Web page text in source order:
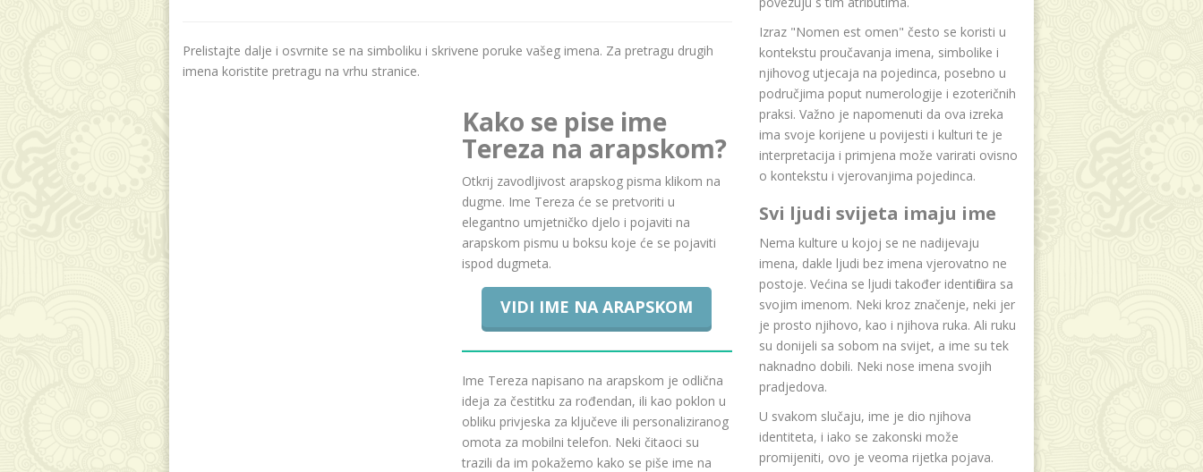
Prelistajte dalje i osvrnite se na simboliku i skrivene poruke vašeg imena. Za pretragu drugih
imena koristite pretragu na vrhu stranice.
Kako se pise ime
Tereza na arapskom?
Otkrij zavodljivost arapskog pisma klikom na
dugme. Ime Tereza će se pretvoriti u
elegantno umjetničko djelo i pojaviti na
arapskom pismu u boksu koje će se pojaviti
ispod dugmeta.
VIDI IME NA ARAPSKOM
Ime Tereza napisano na arapskom je odlična
ideja za čestitku za rođendan, ili kao poklon u
obliku privjeska za ključeve ili personaliziranog
omota za mobilni telefon. Neki čitaoci su
trazili da im pokažemo kako se piše ime na
Izraz "Nomen est omen" često se koristi u
kontekstu proučavanja imena, simbolike i
njihovog utjecaja na pojedinca, posebno u
područjima poput numerologije i ezoteričnih
praksi. Važno je napomenuti da ova izreka
ima svoje korijene u povijesti i kulturi te je
interpretacija i primjena može varirati ovisno
o kontekstu i vjerovanjima pojedinca.
Svi ljudi svijeta imaju ime
Nema kulture u kojoj se ne nadijevaju
imena, dakle ljudi bez imena vjerovatno ne
postoje. Većina se ljudi također identificira sa
svojim imenom. Neki kroz značenje, neki jer
je prosto njihovo, kao i njihova ruka. Ali ruku
su donijeli sa sobom na svijet, a ime su tek
naknadno dobili. Neki nose imena svojih
pradjedova.
U svakom slučaju, ime je dio njihova
identiteta, i iako se zakonski može
promijeniti, ovo je veoma rijetka pojava.